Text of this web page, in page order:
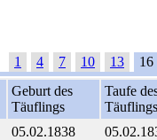
1 4 7 10 13
16
Geburt des
Täuflings
Taufe
Täuflings
05.02.1838